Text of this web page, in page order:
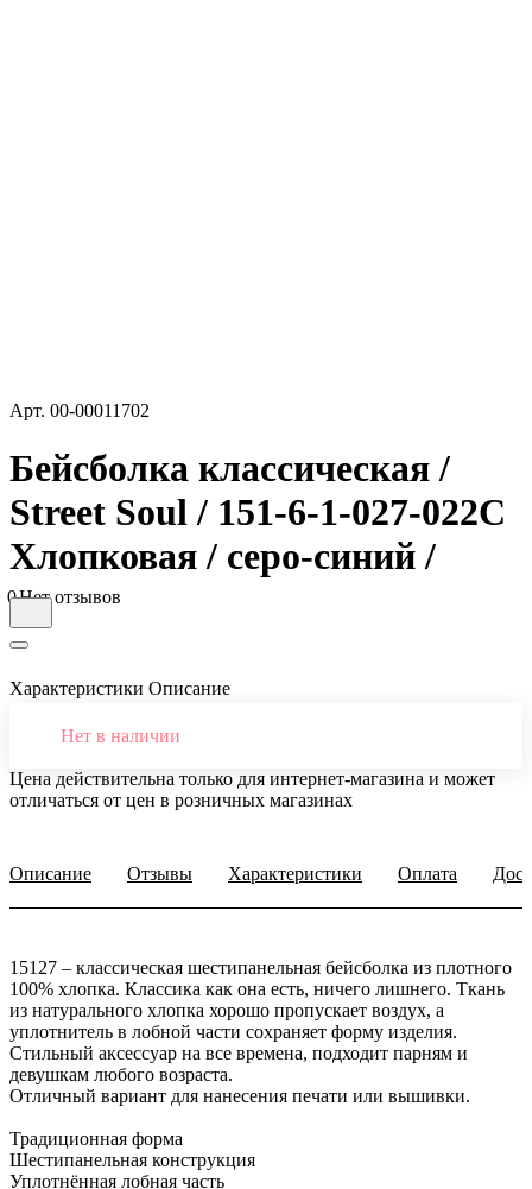
Арт. 00-00011702
Бейсболка классическая /
Street Soul / 151-6-1-027-022С
Хлопковая / серо-синий /
0Нет отзывов
Характеристики Описание
Нет в наличии
Цена действительна только для интернет-магазина и может
отличаться от цен в розничных магазинах
Описание Отзывы Характеристики Оплата
15127 – классическая шестипанельная бейсболка из плотного
100% хлопка. Классика как она есть, ничего лишнего. Ткань
из натурального хлопка хорошо пропускает воздух, а
уплотнитель в лобной части сохраняет форму изделия.
Стильный аксессуар на все времена, подходит парням и
девушкам любого возраста.
Отличный вариант для нанесения печати или вышивки.
Традиционная форма
Шестипанельная конструкция
Уплотнённая лобная часть